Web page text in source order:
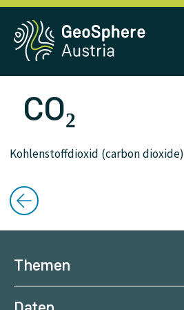
CO₂
Kohlenstoffdioxid (carbon dioxide)
Themen